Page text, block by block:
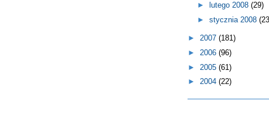
►
lutego 2008 (29)
► stycznia 2008
► 2007 (181)
► 2006 (96)
► 2005 (61)
► 2004 (22)